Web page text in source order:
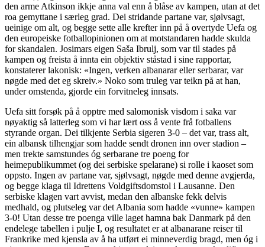
den arme Atkinson ikkje anna val enn å blåse av kampen, utan at det
roa gemyttane i særleg grad. Dei stridande partane var, sjølvsagt,
ueinige om alt, og begge sette alle krefter inn på å overtyde Uefa og
den europeiske fotballopinionen om at motstandaren hadde skulda
for skandalen. Josimars eigen Saša Ibrulj, som var til stades på
kampen og freista å innta ein objektiv ståstad i sine rapportar,
konstaterer lakonisk: «Ingen, verken albanarar eller serbarar, var
nøgde med det eg skreiv.» Noko som truleg var teikn på at han,
under omstenda, gjorde ein forvitneleg innsats.
Uefa sitt forsøk på å opptre med salomonisk visdom i saka var
nøyaktig så latterleg som vi har lært oss å vente frå fotballens
styrande organ. Dei tilkjente Serbia sigeren 3-0 – det var, trass alt,
ein albansk tilhengjar som hadde sendt dronen inn over stadion –
men trekte samstundes óg serbarane tre poeng for
heimepublikummet (og dei serbiske spelarane) si rolle i kaoset som
oppsto. Ingen av partane var, sjølvsagt, nøgde med denne avgjerda,
og begge klaga til Idrettens Voldgiftsdomstol i Lausanne. Den
serbiske klagen vart avvist, medan den albanske fekk delvis
medhald, og plutseleg var det Albania som hadde «vunne» kampen
3-0! Utan desse tre poenga ville laget hamna bak Danmark på den
endelege tabellen i pulje I, og resultatet er at albanarane reiser til
Frankrike med kjensla av å ha utført ei minneverdig bragd, men óg i